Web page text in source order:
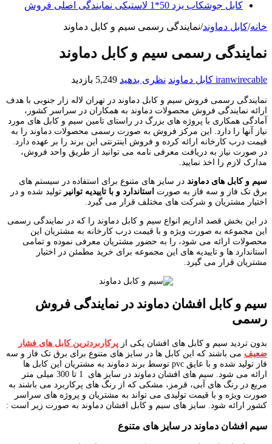
کابل جوشکاب یزد 50*1 لاستیکی نمایندگی اصلی فروش
خانه/کابل دماوند/نمایندگی رسمی سیم و کابل دماوند
نمایندگی رسمی سیم و کابل دماوند
iranwirecable کابل دماوند نظری بدهید 5,249 بازدید
نمایندگی رسمی فروش سیم و کابل دماوند در تهران لاله زار جنوبی با هدف
ارائه نمایندگی فروش محصولات دماوند به همکاران در سراسر کشور،
آمادگی همکاری با پروژه های بزرگ در راستای تامین سیم و کابل های مورد
نیاز آنها را دارد. این مرکز فروش به صورت رسمی محصولات دماوند را به
قیمت درب کارخانه ارائه کرده و فروش اینترنتی این برند را بر عهده دارد.
در صورت نیاز به دریافت معرفی نامه می توانید از طریق واحد فروش،
مدارک لازم را اخذ نمایید.
سیم و کابل های دماوند در سایز های متنوع برای استفاده در سیستم های
برق تک فاز و سه فاز به صورت استاندارد و با تاییدیه توانیر تولید شده و در
اختیار مشتریان و شرکت های مختلف قرار می گیرد.
در این بخش قصد اداریم انواع سیم و کابل دماوند را که در نمایندگی رسمی
این مجموعه به صورت ویژه و با قیمت درب کارخانه به مشتریان این
محصولات ارائه می شود، را به حضور مشتریان معرفی نموده و تمامی
استاندارد ها و تاییدیه های این مجموعه برای خرید مطمئن در اختیار
مشتریان قرار می گیرد.
سیم و کابل افشان دماوند در نمایندگی فروش
رسمی
بدون تردید سیم و کابل های افشان یکی از پرکاربردترین کابل های فشار
ضعیف می باشند که این کابل ها در سایز های متنوع برای برق تک فاز و سه
فاز تولید شده و با عایق pvc توسط برند دماوند به مشتریان این کابل ها
ارائه می شود. سیم های افشان دماوند در سایز های 1 تا 300 میلی متر
مربع در رنگ های آبی، قرمز، مشکی که از رنگ های پرکاربرد می باشند به
صورت ویژه و با قیمت تولیدی می تواند به مشتریان و پروژه های سراسر
کشور ارائه شود. سایز های سیم و کابل افشان دماوند به صورت زیر است :
سیم افشان دماوند در سایز های متنوع